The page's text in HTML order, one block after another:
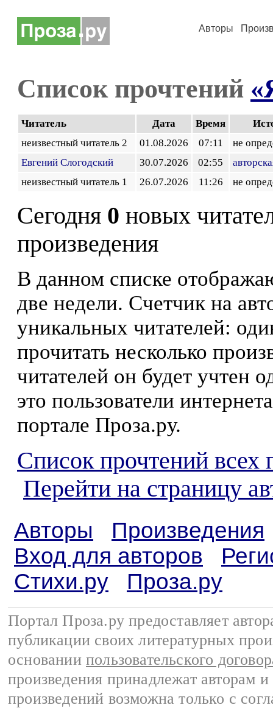
Авторы
Список прочтений
Читатель Дата Время
неизвестный читатель 2
01.08.2026 07:11
не
Евгений Слогодский
30.07.2026 02:55
неизвестный читатель 1
26.07.2026 11:26 не
Сегодня 0 новых
произведения
В данном списке
две недели. Счетчик на
уникальных читателей:
прочитать несколько
читателей он будет учтен
это пользователи
портале Проза.ру.
Список прочтений всех
Перейти на страницу
Авторы
Произведения
Вход для авторов
Стихи.ру
Проза.ру
Портал Проза.ру предоставляет
публикации своих литературных
основании пользовательского
произведения принадлежат авторам
произведений возможна только с